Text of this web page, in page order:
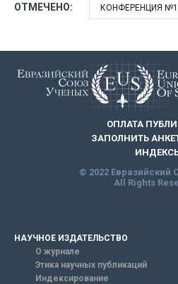
ОТМЕЧЕНО: КОНФЕРЕНЦИЯ
ОПЛАТА
ЗАПОЛНИТЬ
© 2022 Евразийский
All Rights
НАУЧНОЕ ИЗДАТЕЛЬСТВО
О журнале
Этика научных публикаций
Индексирование